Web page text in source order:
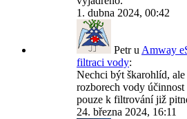
1. dubna 2024, 00:42
Petru Amway
filtraci vody:
Nechci být škarohlíd, ale
rozborech vody
pouze k filtrování již
24. března 2024, 16:11